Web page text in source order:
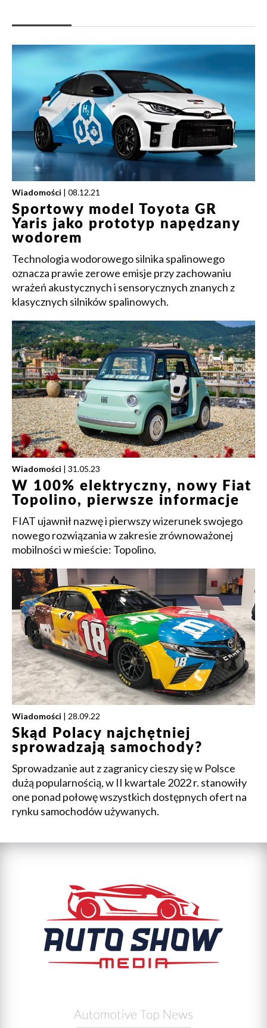
Wiadomości | 08.12.21
Sportowy model Toyota GR
Yaris jako prototyp napędzany
wodorem
Technologia wodorowego silnika spalinowego
oznacza prawie zerowe emisje przy zachowaniu
wrażeń akustycznych i sensorycznych znanych z
klasycznych silników spalinowych.
Wiadomości | 31.05.23
W 100% elektryczny, nowy Fiat
Topolino, pierwsze informacje
FIAT ujawnił nazwę i pierwszy wizerunek swojego
nowego rozwiązania w zakresie zrównoważonej
mobilności w mieście: Topolino.
Wiadomości | 28.09.22
Skąd Polacy najchętniej
sprowadzają samochody?
Sprowadzanie aut z zagranicy cieszy się w Polsce
dużą popularnością, w II kwartale 2022 r. stanowiły
one ponad połowę wszystkich dostępnych ofert na
rynku samochodów używanych.